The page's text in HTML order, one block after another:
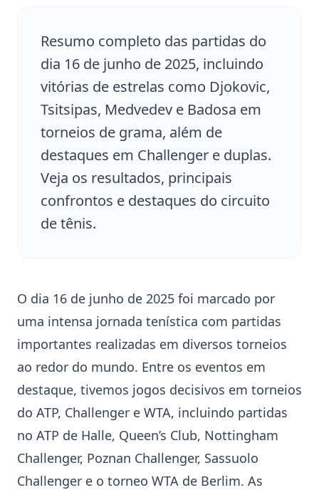
Resumo completo das partidas do
dia 16 de junho de 2025, incluindo
vitórias de estrelas como Djokovic,
Tsitsipas, Medvedev e Badosa em
torneios de grama, além de
destaques em Challenger e duplas.
Veja os resultados, principais
confrontos e destaques do circuito
de tênis.
O dia 16 de junho de 2025 foi marcado por
uma intensa jornada tenística com partidas
importantes realizadas em diversos torneios
ao redor do mundo. Entre os eventos em
destaque, tivemos jogos decisivos em torneios
do ATP, Challenger e WTA, incluindo partidas
no ATP de Halle, Queen’s Club, Nottingham
Challenger, Poznan Challenger, Sassuolo
Challenger e o torneo WTA de Berlim. As